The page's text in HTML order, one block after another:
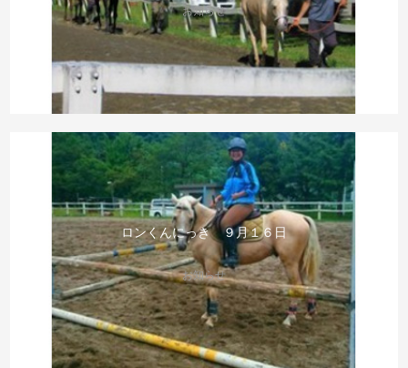
お知らせ
ロンくんにっき ９月１６日
お知らせ